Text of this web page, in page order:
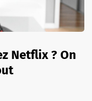
Netflix ? On